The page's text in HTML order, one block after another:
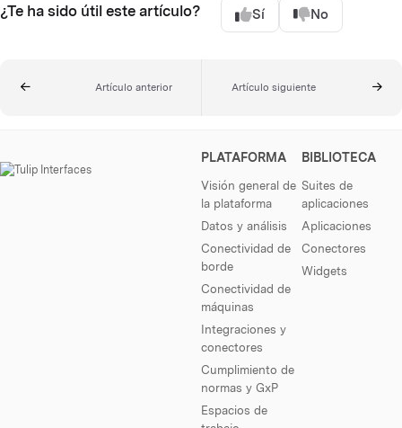
¿Te ha sido útil este artículo? Sí No
Artículo anterior Artículo siguiente
PLATAFORMA
Visión general de
la plataforma
Datos y análisis
Conectividad de
borde
Conectividad de
máquinas
Integraciones y
conectores
Cumplimiento de
normas y GxP
Espacios de
BIBLIOTECA
Suites de
aplicaciones
Aplicaciones
Conectores
Widgets